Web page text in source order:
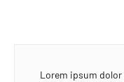
Lorem ipsum